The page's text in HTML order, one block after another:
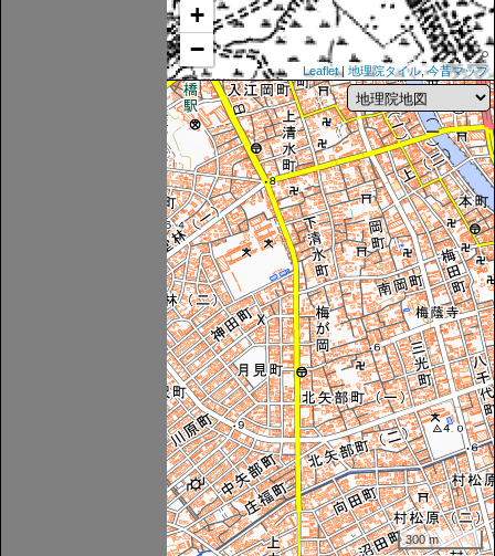
+
−
Leaflet| 地理院タイル,今昔マップ
300 m